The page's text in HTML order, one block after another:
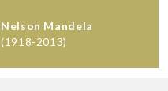
Nelson Mandela
(1918-2013)